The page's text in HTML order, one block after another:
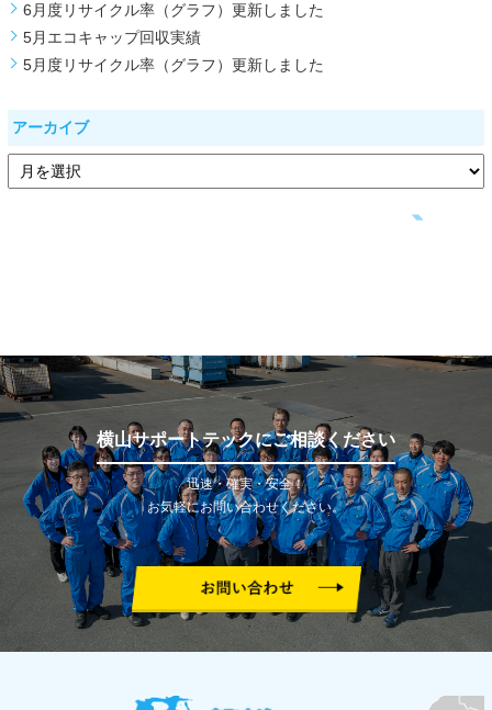
6月度リサイクル率（グラフ）更新しました
5月エコキャップ回収実績
5月度リサイクル率（グラフ）更新しました
アーカイブ
横山サポートテックにご相談ください
迅速・確実・安全！
お気軽にお問い合わせください。